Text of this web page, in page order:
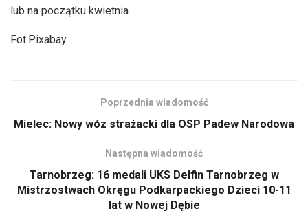
lub na początku kwietnia.
Fot.Pixabay
Poprzednia wiadomość
Mielec: Nowy wóz strażacki dla OSP Padew Narodowa
Następna wiadomość
Tarnobrzeg: 16 medali UKS Delfin Tarnobrzeg w
Mistrzostwach Okręgu Podkarpackiego Dzieci 10-11
lat w Nowej Dębie